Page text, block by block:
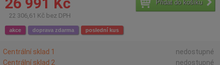
22 306,61 Kč bez DPH
Přidat do košíku
akce doprava zdarma poslední kus
Centrální sklad 1
nedostupné
Centrální sklad 2
nedostupné